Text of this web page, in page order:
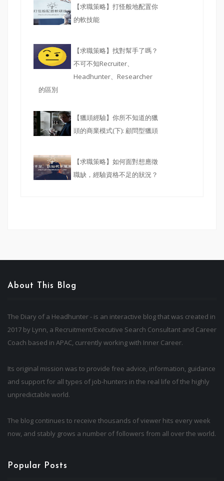
【求職策略】打怪般地配置你
的軟技能
【求職策略】找對幫手了嗎？
不可不知Recruiter、
Headhunter、Researcher
的區別
【獵頭經驗】你所不知道的獵
頭的商業模式(下): 顧問型獵頭
【求職策略】如何面對想應徵
職缺，經驗資格不足的狀況？
About This Blog
The Diary of a Headhunter - is an interactive blog that was created in
2017 by Lynn, a Recruitment/Executive Search Consultant and Career
Coach based in APAC, currently working with Inner Career.
Its original mission was to provide free advice, information, guidance
and support for all types of job-hunters in the real life of the highly
unpredictable world.
The blog continues to receive thousands of viewer hits every week
now, and stably grows a number of followers from all over the world.
Popular Posts